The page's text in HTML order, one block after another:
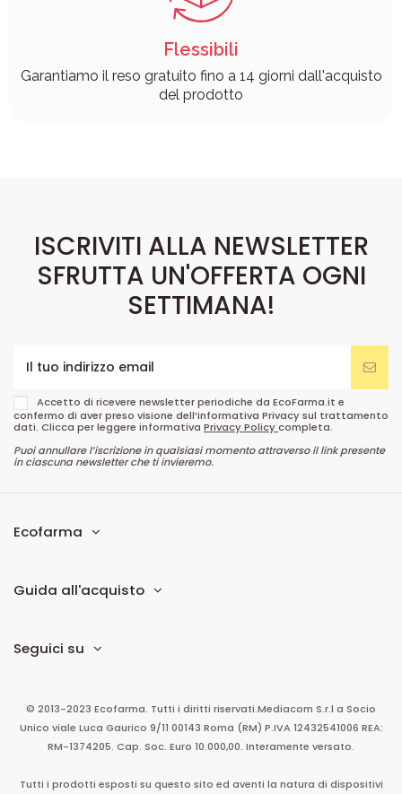
Flessibili
Garantiamo il reso gratuito fino a 14 giorni dall'acquisto
del prodotto
ISCRIVITI ALLA NEWSLETTER
SFRUTTA UN'OFFERTA OGNI
SETTIMANA!
Accetto di ricevere newsletter periodiche da EcoFarma.it e
confermo di aver preso visione dell’informativa Privacy sul trattamento
dati. Clicca per leggere informativa Privacy Policycompleta.
Puoi annullare l’iscrizione in qualsiasi momento attraverso il link presente
in ciascuna newsletter che ti invieremo.
Ecofarma
Guida all'acquisto
Seguici su
© 2013-2023 Ecofarma. Tutti i diritti riservati.Mediacom S.r.l a Socio
Unico viale Luca Gaurico 9/11 00143 Roma (RM) P.IVA 12432541006 REA:
RM-1374205. Cap. Soc. Euro 10.000,00. Interamente versato.
Tutti i prodotti esposti su questo sito ed aventi la natura di dispositivi